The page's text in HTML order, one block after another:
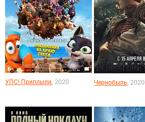
УПС! Приплыли, 2020 Чернобыль, 2020